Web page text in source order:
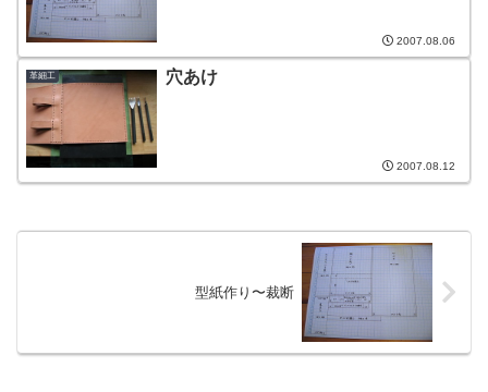
2007.08.06
革細工 穴あけ
2007.08.12
型紙作り〜裁断